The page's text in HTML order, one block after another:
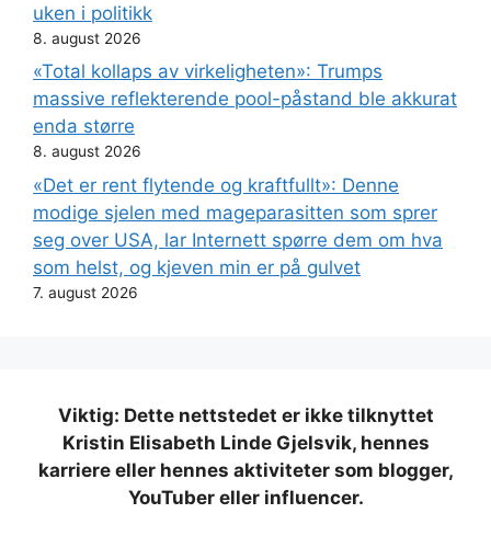
uken i politikk
8. august 2026
«Total kollaps av virkeligheten»: Trumps
massive reflekterende pool-påstand ble akkurat
enda større
8. august 2026
«Det er rent flytende og kraftfullt»: Denne
modige sjelen med mageparasitten som sprer
seg over USA, lar Internett spørre dem om hva
som helst, og kjeven min er på gulvet
7. august 2026
Viktig: Dette nettstedet er ikke tilknyttet
Kristin Elisabeth Linde Gjelsvik, hennes
karriere eller hennes aktiviteter som blogger,
YouTuber eller influencer.